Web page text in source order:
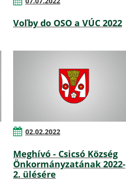
Voľby do OSO a VÚC 2022
02.02.2022
Meghívó - Csicsó Község
Önkormányzatának 2022-
2. ülésére